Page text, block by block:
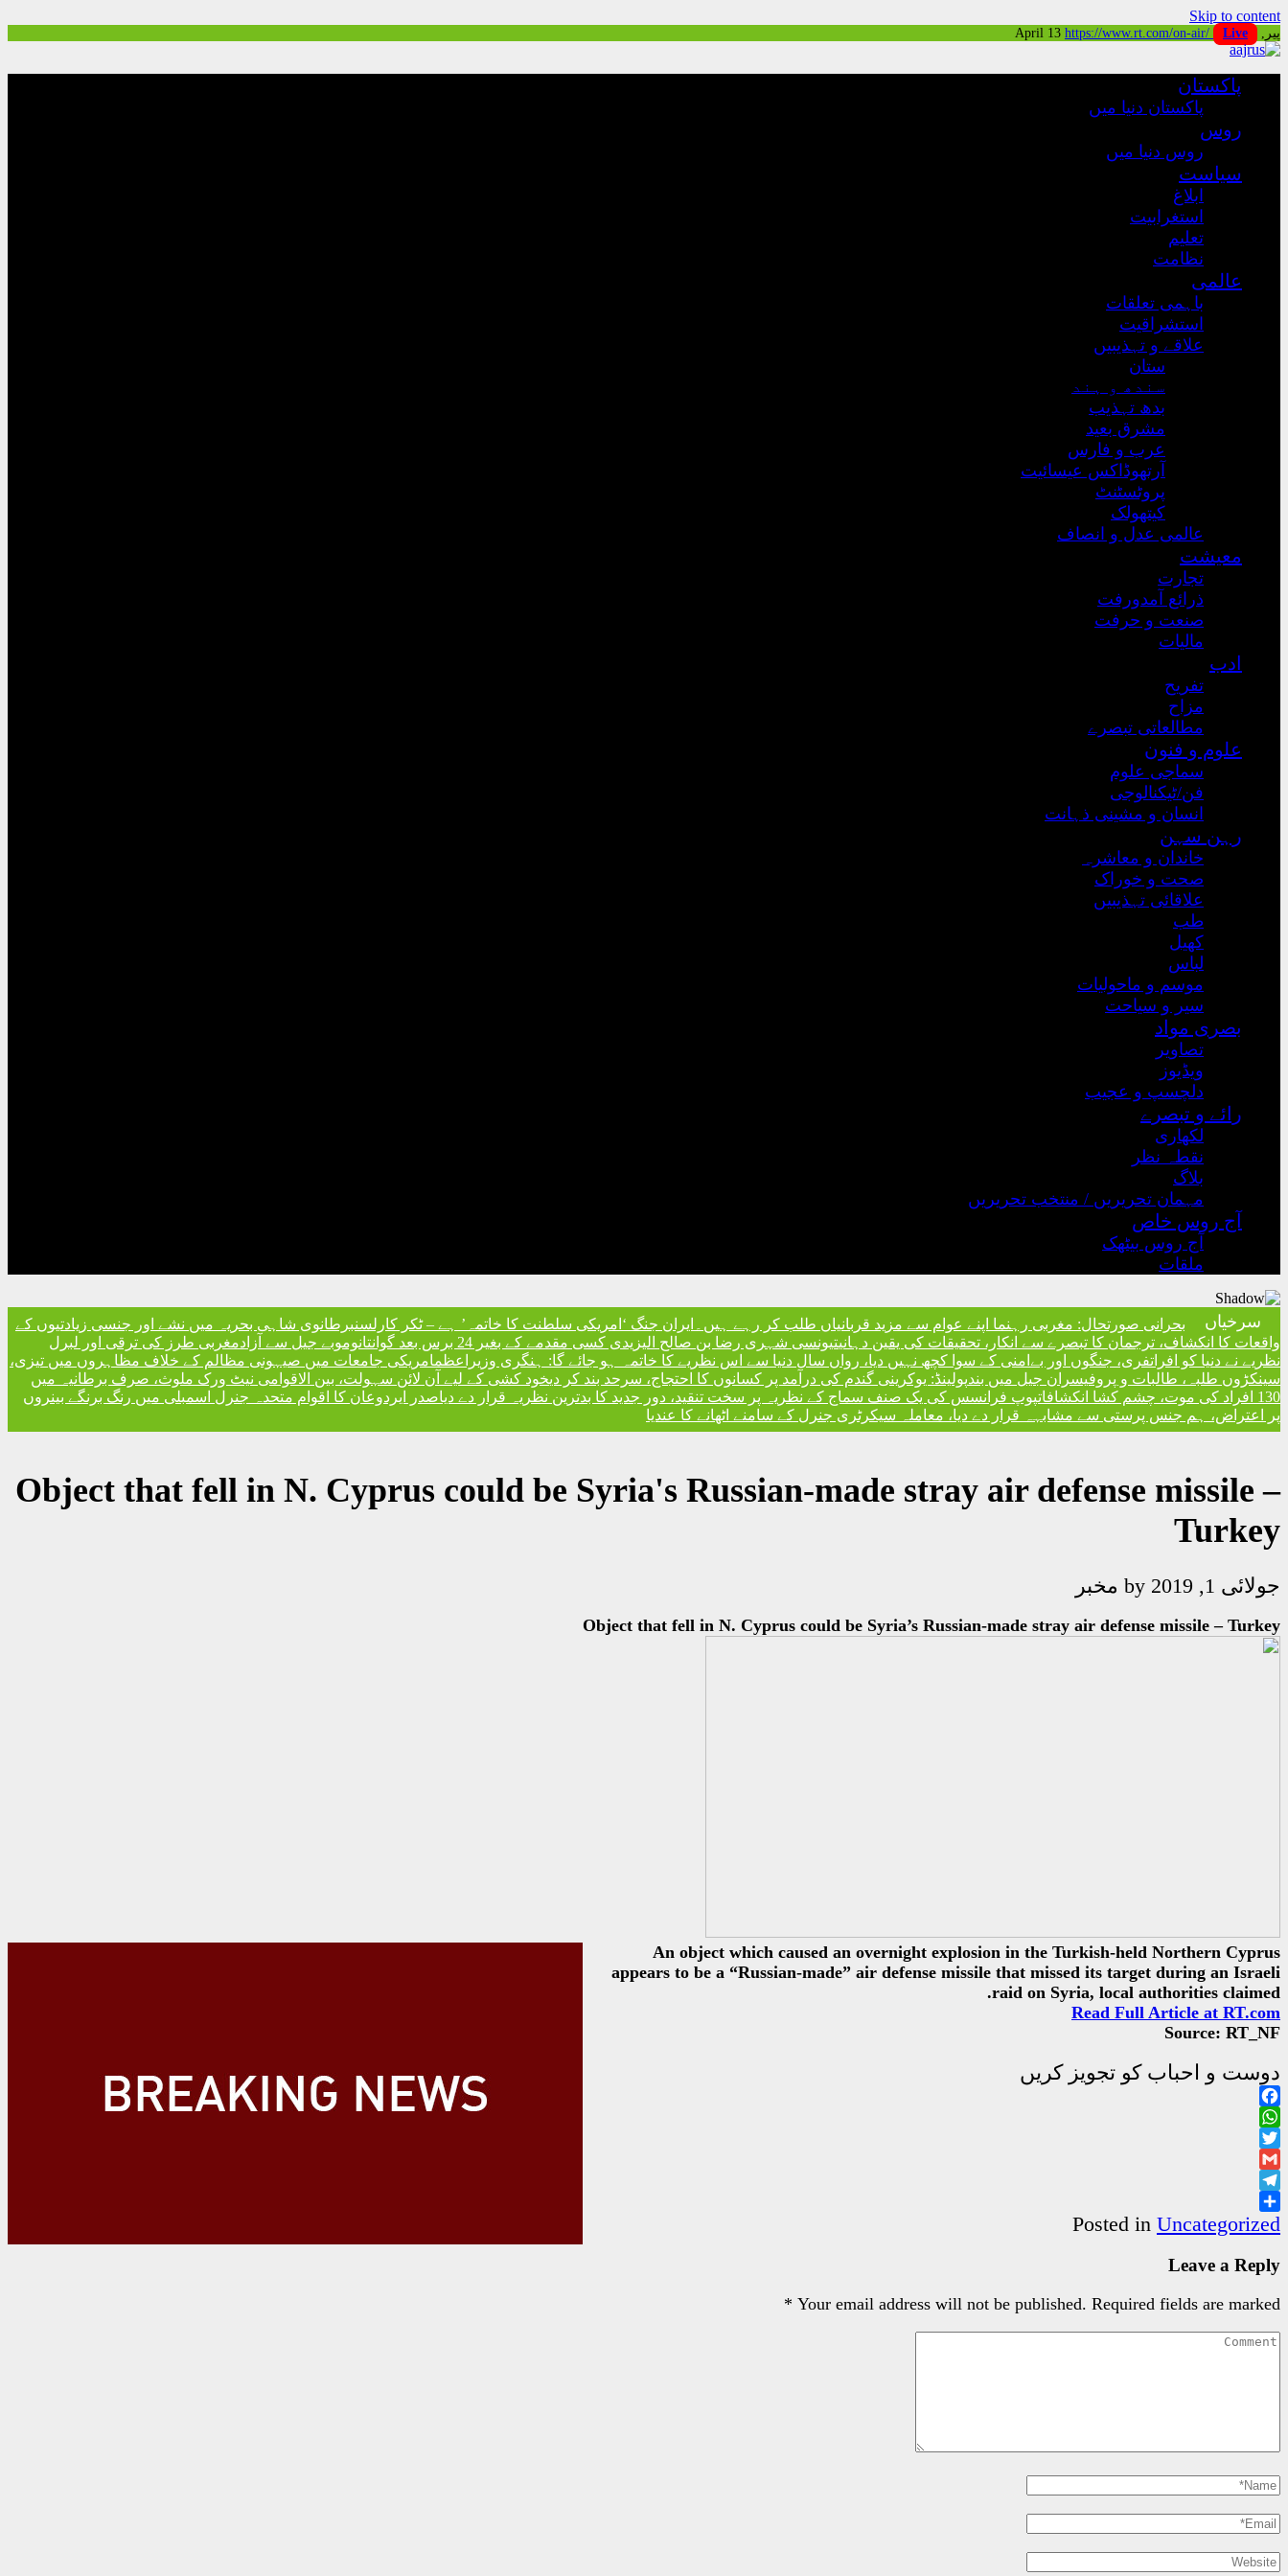
Skip to content
پیر, April 13 https://www.rt.com/on-air/ Live
پاکستان
پاکستان دنیا میں
روس
روس دنیا میں
سیاست
ابلاغ
استغرابیت
تعلیم
نظامت
عالمی
باہمی تعلقات
استشراقیت
علاقے و تہذیبیں
ستان
سندھ و ہند
بدھ تہذیب
مشرق بعید
عرب و فارس
آرتھوڈاکس عیسائیت
پروٹسٹنٹ
کیتھولک
عالمی عدل و انصاف
معیشت
تجارت
ذرائع آمدورفت
صنعت و حرفت
مالیات
ادب
تفریح
مزاح
مطالعاتی تبصرے
علوم و فنون
سماجی علوم
فن/ٹیکنالوجی
انسان و مشینی ذہانت
رہن سہن
خاندان و معاشرہ
صحت و خوراک
علاقائی تہذیبیں
طب
کھیل
لباس
موسم و ماحولیات
سیر و سیاحت
بصری مواد
تصاویر
ویڈیوز
دلچسپ و عجیب
رائے و تبصرے
لکھاری
نقطہ نظر
بلاگ
مہمان تحریریں / منتخب تحریریں
آج روس خاص
آج روس بیٹھک
ملقات
سرخیاں بحرانی صورتحال: مغربی رہنما اپنے عوام سے مزید قربانیاں طلب کر رہے ہیں۔ ایران جنگ ‘امریکی سلطنت کا خاتمہ’ ہے – ٹکر کارلسنبرطانوی شاہی بحریہ میں نشے اور جنسی زیادتیوں کے
واقعات کا انکشاف، ترجمان کا تبصرے سے انکار، تحقیقات کی یقین دہانیتیونسی شہری رضا بن صالح الیزیدی کسی مقدمے کے بغیر 24 برس بعد گوانتانوموبے جیل سے آزاد
مغربی طرز کی ترقی اور لبرل
نظریے نے دنیا کو افراتفری، جنگوں اور بےامنی کے سوا کچھ نہیں دیا، رواں سال دنیا سے اس نظریے کا خاتمہ ہو جائے گا: ہنگری وزیراعظمامریکی جامعات میں صیہونی مظالم کے خلاف مظاہروں میں تیزی،
سینکڑوں طلبہ، طالبات و پروفیسران جیل میں بندپولینڈ: یوکرینی گندم کی درآمد پر کسانوں کا احتجاج، سرحد بند کر دیخود کشی کے لیے آن لائن سہولت، بین الاقوامی نیٹ ورک ملوث، صرف برطانیہ میں
130 افراد کی موت، چشم کشا انکشافات
پوپ فرانسس کی یک صنف سماج کے نظریہ پر سخت تنقید، دور جدید کا بدترین نظریہ قرار دے دیاصدر ایردوعان کا اقوام متحدہ جنرل اسمبلی میں رنگ برنگے بینروں
پر اعتراض، ہم جنس پرستی سے مشابہہ قرار دے دیا، معاملہ سیکرٹری جنرل کے سامنے اٹھانے کا عندیا
Object that fell in N. Cyprus could be Syria's Russian-made stray air defense missile –
Turkey
جولائی 1, 2019 مخبر
Object that fell in N. Cyprus could be Syria’s Russian-made stray air defense missile – Turkey
An object which caused an overnight explosion in the Turkish-held Northern Cyprus
appears to be a “Russian-made” air defense missile that missed its target during an Israeli
raid on Syria, local authorities claimed.
Read Full Article at RT.com
Source: RT_NF
دوست و احباب کو تجویز کریں
Facebook
WhatsApp
Twitter
Gmail
Telegram
Share
Posted in Uncategorized
Leave a Reply
Your email address will not be published. Required fields are marked
*